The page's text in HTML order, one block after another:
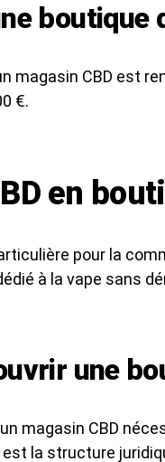
boutique
magasin CBD est
€.
en
pour la
à la vape sans
une
magasin CBD
la structure